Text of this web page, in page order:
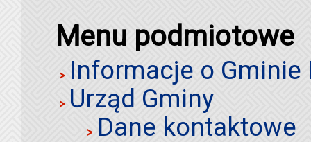
Menu podmiotowe
Informacje o Gminie
Urząd Gminy
Dane kontaktowe